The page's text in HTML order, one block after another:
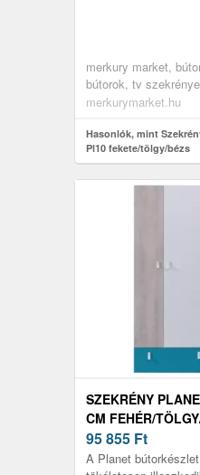
merkury market,
bútorok, tv
összes termék
merkurymarket.hu
Hasonlók, mint
Pl10 fekete/tölgy/bézs
SZEKRÉNY
CM FEHÉR/
KÉK
95 855 Ft
A Planet bútorkészlet